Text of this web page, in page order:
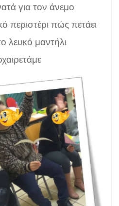
για τον άνεμο
περιστέρι πώς πετάει
λευκό μαντήλι